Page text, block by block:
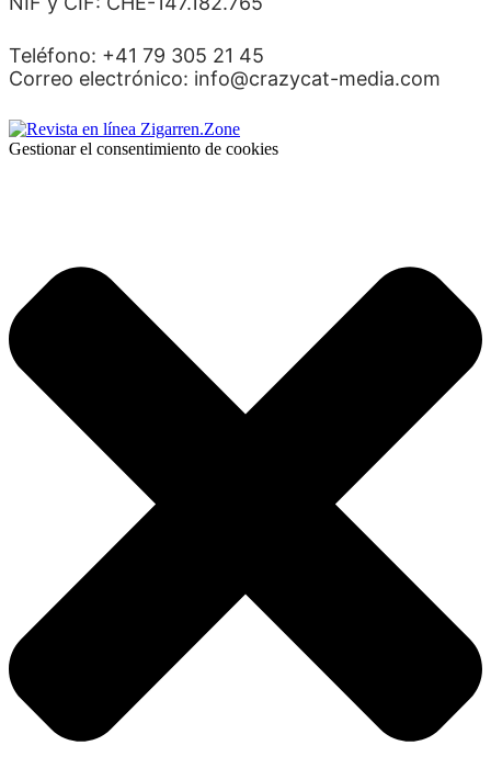
Teléfono: +41 79 305 21 45
Correo electrónico: info@crazycat-media.com
Gestionar el consentimiento de cookies